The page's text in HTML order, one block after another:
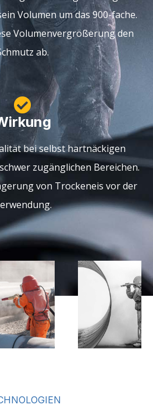
Volumen um das 900-fache.
Volumenvergrößerung den
ab.
bei selbst hartnäckigen
zugänglichen Bereichen.
von Trockeneis vor der